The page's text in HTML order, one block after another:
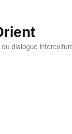
dialogue